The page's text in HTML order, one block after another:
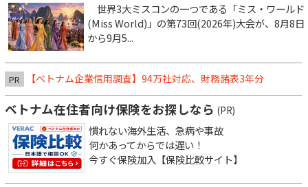
世界3大ミスコンの一つである「ミス・ワールド
(Miss World)」の第73回(2026年)大会が、8月8日
から9月5...
PR 【ベトナム企業信用調査】94万社対応、財務諸表3年分
ベトナム在住者向け保険をお探しなら (PR)
慣れない海外生活、急病や事故
何かあってからでは遅い！
今すぐ保険加入【保険比較サイト】